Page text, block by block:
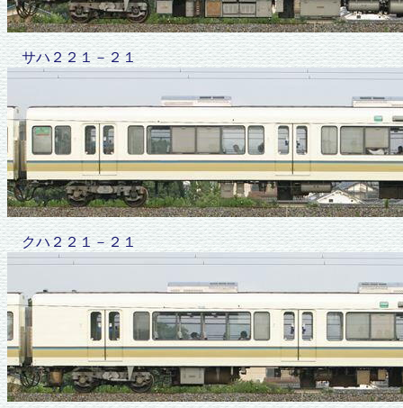
サハ２２１－２１
クハ２２１－２１